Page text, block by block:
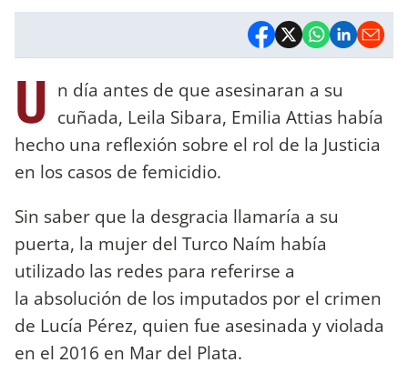
U n día antes de que asesinaran a su
cuñada, Leila Sibara, Emilia Attias había
hecho una reflexión sobre el rol de la Justicia
en los casos de femicidio.
Sin saber que la desgracia llamaría a su
puerta, la mujer del Turco Naím había
utilizado las redes para referirse a
la absolución de los imputados por el crimen
de Lucía Pérez, quien fue asesinada y violada
en el 2016 en Mar del Plata.